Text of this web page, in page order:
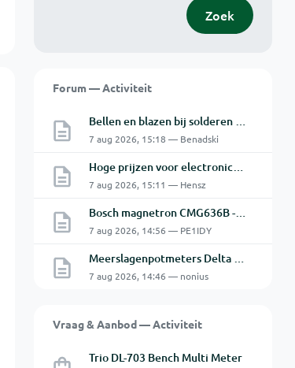
Zoek
Forum — Activiteit
Bellen en blazen bij solderen van Chinese PCBs
7 aug 2026, 15:18 — Benadski
Hoge prijzen voor electronica hobbyisten
7 aug 2026, 15:11 — Hensz
Bosch magnetron CMG636B - 2 De oven doet het niet goed.
7 aug 2026, 14:56 — PE1IDY
Meerslagenpotmeters Delta SM45-70D
7 aug 2026, 14:46 — nonius
Vraag & Aanbod — Activiteit
Trio DL-703 Bench Multi Meter